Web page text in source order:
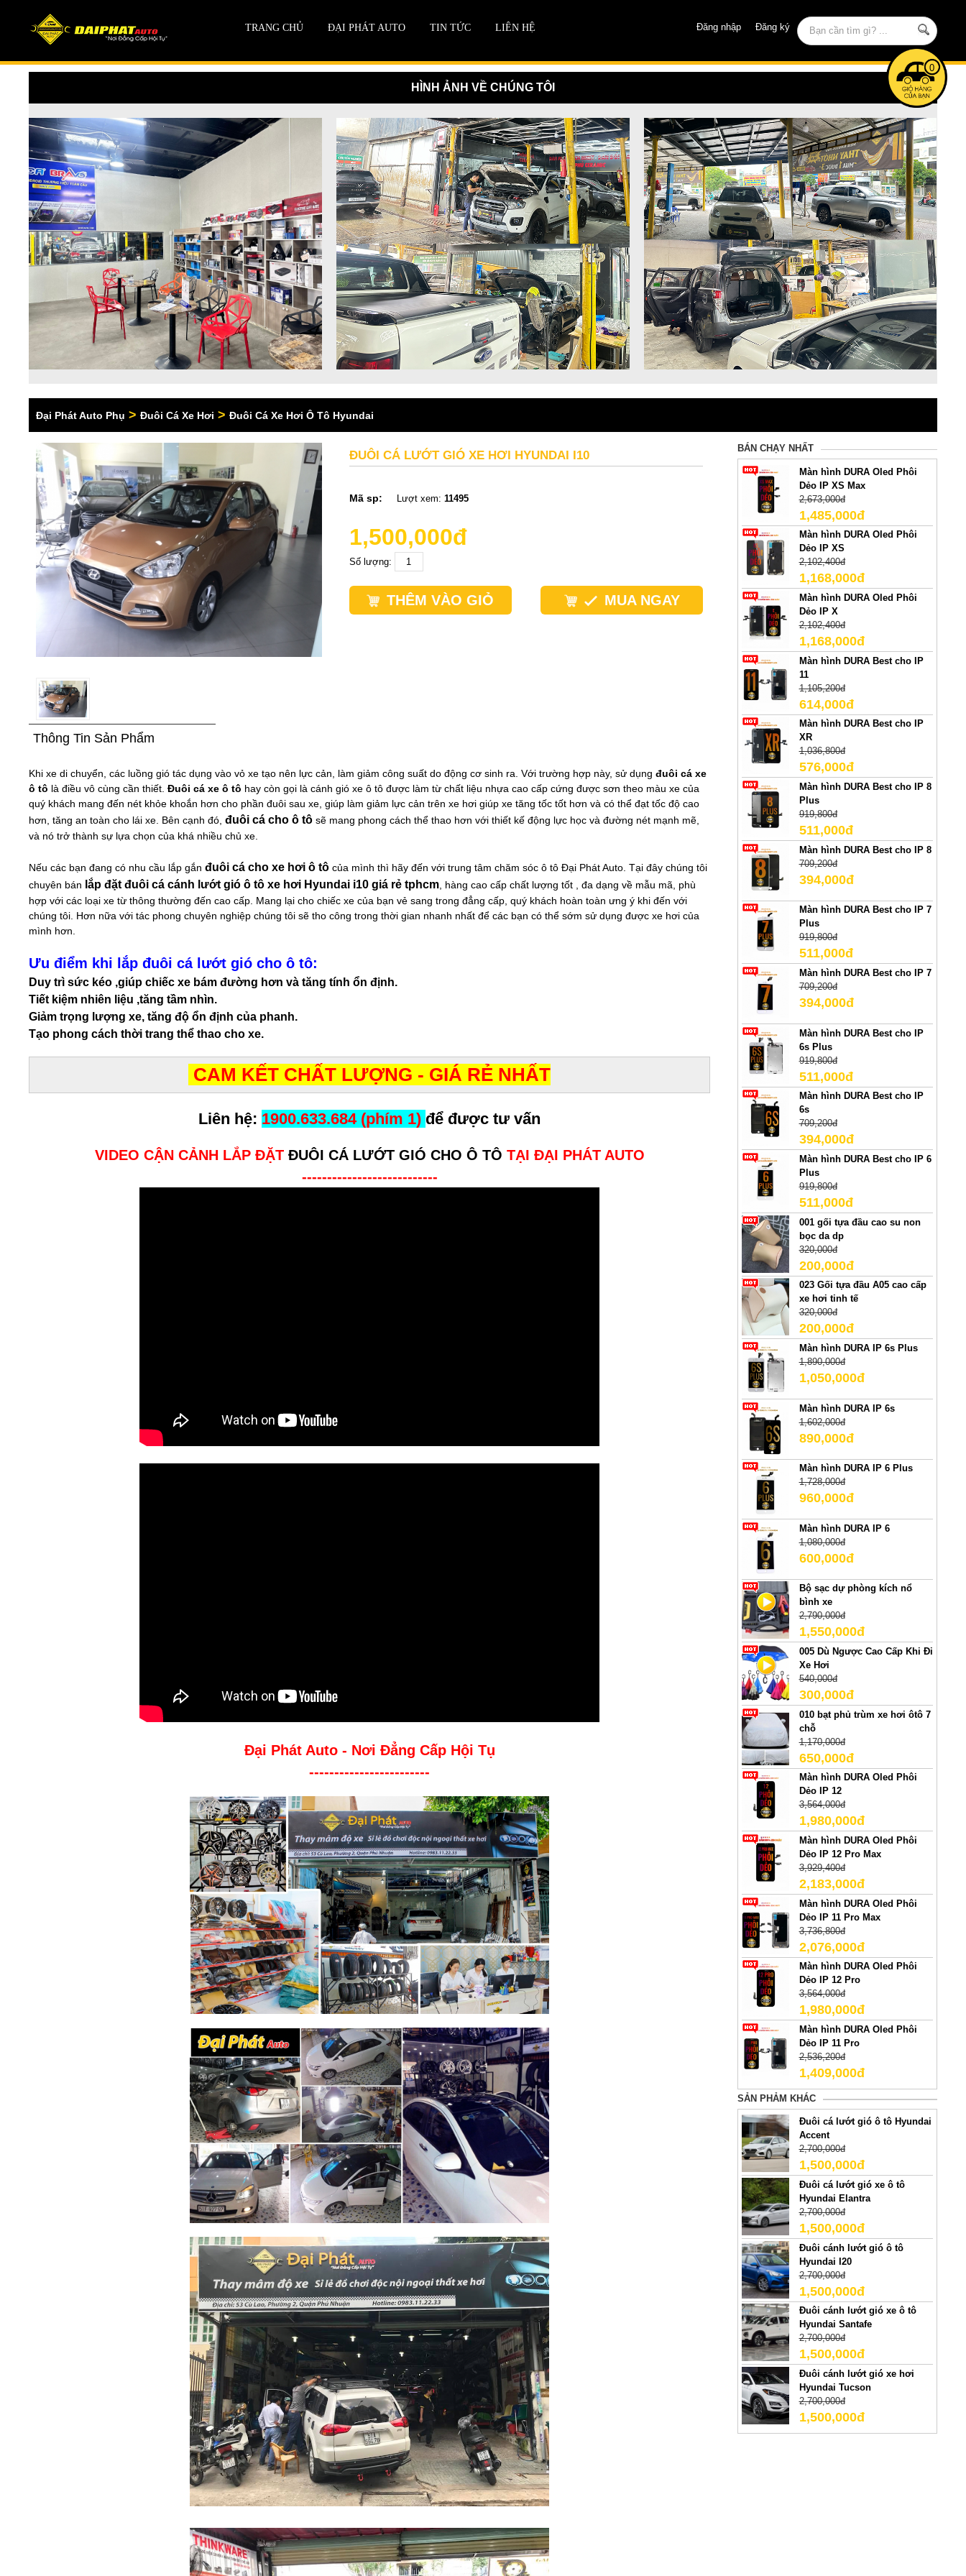
Đăng nhập Đăng ký
TRANG CHỦ ĐẠI PHÁT AUTO TIN TỨC LIÊN HỆ
0
HÌNH ẢNH VỀ CHÚNG TÔI
Đại Phát Auto Phụ > Đuôi Cá Xe Hơi > Đuôi Cá Xe Hơi Ô Tô Hyundai
ĐUÔI CÁ LƯỚT GIÓ XE HƠI HYUNDAI I10
Mã sp: Lượt xem: 11495
1,500,000đ
Số lượng:
THÊM VÀO GIỎ MUA NGAY
Thông Tin Sản Phẩm
Khi xe di chuyển, các luồng gió tác dụng vào vỏ xe tạo nên lực cản, làm giảm công suất do động cơ sinh ra. Với trường hợp này, sử dụngđuôi cá xe
ô tô là điều vô cùng cần thiết.Đuôi cá xe ô tô hay còn gọi là cánh gió xe ô tô được làm từ chất liệu nhựa cao cấp cứng được sơn theo màu xe của
quý khách mang đến nét khỏe khoắn hơn cho phần đuôi sau xe, giúp làm giảm lực cản trên xe hơi giúp xe tăng tốc tốt hơn và có thể đạt tốc độ cao
hơn, tăng an toàn cho lái xe. Bên cạnh đó,đuôi cá cho ô tô sẽ mang phong cách thể thao hơn với thiết kế động lực học và đường nét mạnh mẽ,
và nó trở thành sự lựa chọn của khá nhiều chủ xe.
Nếu các bạn đang có nhu cầu lắp gắnđuôi cá cho xe hơi ô tô của mình thì hãy đến với trung tâm chăm sóc ô tô Đại Phát Auto. Tại đây chúng tôi
chuyên bán lắp đặt đuôi cá cánh lướt gió ô tô xe hơi Hyundai i10 giá rẻ tphcm , hàng cao cấp chất lượng tốt , đa dạng về mẫu mã, phù
hợp với các loại xe từ thông thường đến cao cấp. Mang lại cho chiếc xe của bạn vẻ sang trong đẳng cấp, quý khách hoàn toàn ưng ý khi đến với
chúng tôi . Hơn nữa với tác phong chuyên nghiệp chúng tôi sẽ tho công trong thời gian nhanh nhất để các bạn có thể sớm sử dụng được xe hơi của
mình hơn.
Ưu điểm khi lắp đuôi cá lướt gió cho ô tô:
Duy trì sức kéo ,giúp chiếc xe bám đường hơn và tăng tính ổn định.
Tiết kiệm nhiên liệu ,tăng tầm nhìn.
Giảm trọng lượng xe, tăng độ ổn định của phanh.
Tạo phong cách thời trang thể thao cho xe.
CAM KẾT CHẤT LƯỢNG - GIÁ RẺ NHẤT
Liên hệ: 1900.633.684 (phím 1) để được tư vấn
VIDEO CẬN CẢNH LẮP ĐẶT ĐUÔI CÁ LƯỚT GIÓ CHO Ô TÔ TẠI ĐẠI PHÁT AUTO
---------------------------
Đại Phát Auto - Nơi Đẳng Cấp Hội Tụ
------------------------
BÁN CHẠY NHẤT
Màn hình DURA Oled Phôi
Dẻo IP XS Max
2,673,000đ
1,485,000đ
Màn hình DURA Oled Phôi
Dẻo IP XS
2,102,400đ
1,168,000đ
Màn hình DURA Oled Phôi
Dẻo IP X
2,102,400đ
1,168,000đ
Màn hình DURA Best cho IP
11
1,105,200đ
614,000đ
Màn hình DURA Best cho IP
XR
1,036,800đ
576,000đ
Màn hình DURA Best cho IP 8
Plus
919,800đ
511,000đ
Màn hình DURA Best cho IP 8
709,200đ
394,000đ
Màn hình DURA Best cho IP 7
Plus
919,800đ
511,000đ
Màn hình DURA Best cho IP 7
709,200đ
394,000đ
Màn hình DURA Best cho IP
6s Plus
919,800đ
511,000đ
Màn hình DURA Best cho IP
6s
709,200đ
394,000đ
Màn hình DURA Best cho IP 6
Plus
919,800đ
511,000đ
001 gối tựa đầu cao su non
bọc da dp
320,000đ
200,000đ
023 Gối tựa đầu A05 cao cấp
xe hơi tinh tế
320,000đ
200,000đ
Màn hình DURA IP 6s Plus
1,890,000đ
1,050,000đ
Màn hình DURA IP 6s
1,602,000đ
890,000đ
Màn hình DURA IP 6 Plus
1,728,000đ
960,000đ
Màn hình DURA IP 6
1,080,000đ
600,000đ
Bộ sạc dự phòng kích nổ
bình xe
2,790,000đ
1,550,000đ
005 Dù Ngược Cao Cấp Khi Đi
Xe Hơi
540,000đ
300,000đ
010 bạt phủ trùm xe hơi ôtô 7
chỗ
1,170,000đ
650,000đ
Màn hình DURA Oled Phôi
Dẻo IP 12
3,564,000đ
1,980,000đ
Màn hình DURA Oled Phôi
Dẻo IP 12 Pro Max
3,929,400đ
2,183,000đ
Màn hình DURA Oled Phôi
Dẻo IP 11 Pro Max
3,736,800đ
2,076,000đ
Màn hình DURA Oled Phôi
Dẻo IP 12 Pro
3,564,000đ
1,980,000đ
Màn hình DURA Oled Phôi
Dẻo IP 11 Pro
2,536,200đ
1,409,000đ
SẢN PHẢM KHÁC
Đuôi cá lướt gió ô tô Hyundai
Accent
2,700,000đ
1,500,000đ
Đuôi cá lướt gió xe ô tô
Hyundai Elantra
2,700,000đ
1,500,000đ
Đuôi cánh lướt gió ô tô
Hyundai I20
2,700,000đ
1,500,000đ
Đuôi cánh lướt gió xe ô tô
Hyundai Santafe
2,700,000đ
1,500,000đ
Đuôi cánh lướt gió xe hơi
Hyundai Tucson
2,700,000đ
1,500,000đ